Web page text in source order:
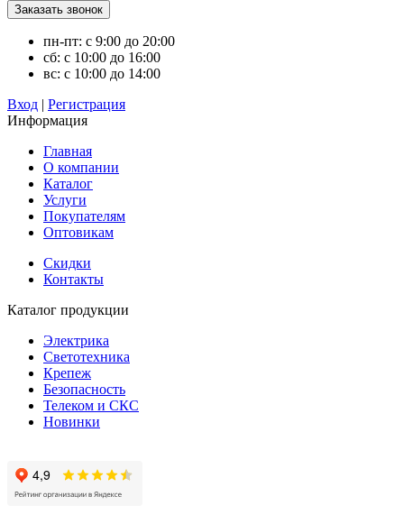
пн-пт: с 9:00 до 20:00
сб: с 10:00 до 16:00
вс: с 10:00 до 14:00
Вход | Регистрация
Информация
Главная
О компании
Каталог
Услуги
Покупателям
Оптовикам
Скидки
Контакты
Каталог продукции
Электрика
Светотехника
Крепеж
Безопасность
Телеком и СКС
Новинки